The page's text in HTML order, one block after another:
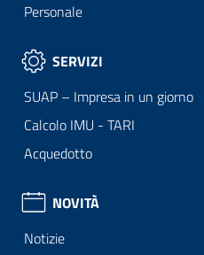
Personale
SERVIZI
SUAP – Impresa in un giorno
Calcolo IMU - TARI
Acquedotto
NOVITÀ
Notizie